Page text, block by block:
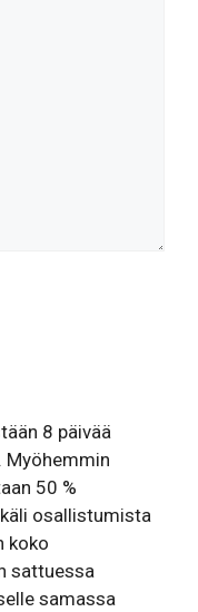
8 päivää
Myöhemmin
50 %
osallistumista
koko
sattuessa
samassa